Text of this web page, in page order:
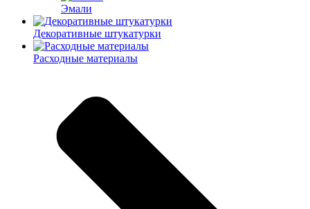
Эмали
Декоративные штукатурки
Расходные материалы